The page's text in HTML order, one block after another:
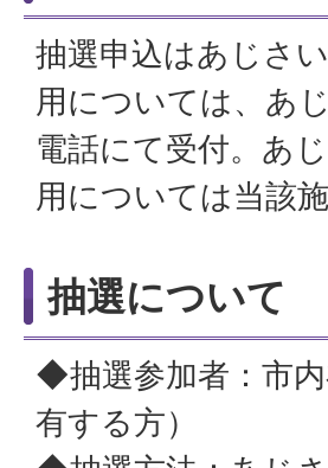
抽選申込はあじさ
用については、あ
電話にて受付。あ
用については当該
抽選について
◆抽選参加者：市
有する方）